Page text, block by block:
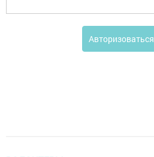
Авторизоваться